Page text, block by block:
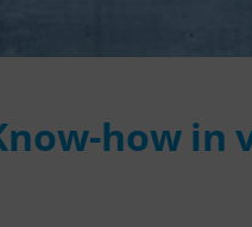
how in